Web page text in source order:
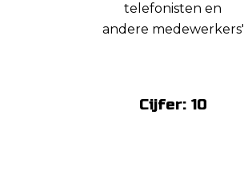
telefonisten en
andere medewerkers'
Cijfer: 10